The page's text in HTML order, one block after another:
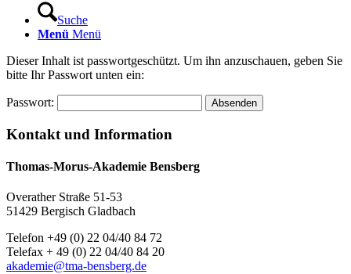
Suche
Menü Menü
Dieser Inhalt ist passwortgeschützt. Um ihn anzuschauen, geben Sie
bitte Ihr Passwort unten ein:
Passwort:
Kontakt und Information
Thomas-Morus-Akademie Bensberg
Overather Straße 51-53
51429 Bergisch Gladbach
Telefon +49 (0) 22 04/40 84 72
Telefax + 49 (0) 22 04/40 84 20
akademie@tma-bensberg.de